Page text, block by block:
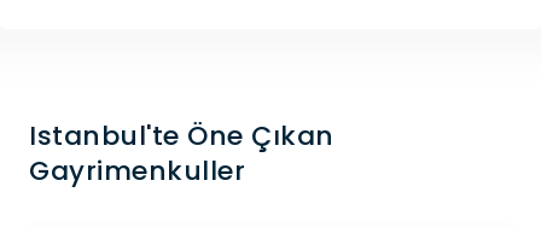
Istanbul'te Öne Çıkan
Gayrimenkuller